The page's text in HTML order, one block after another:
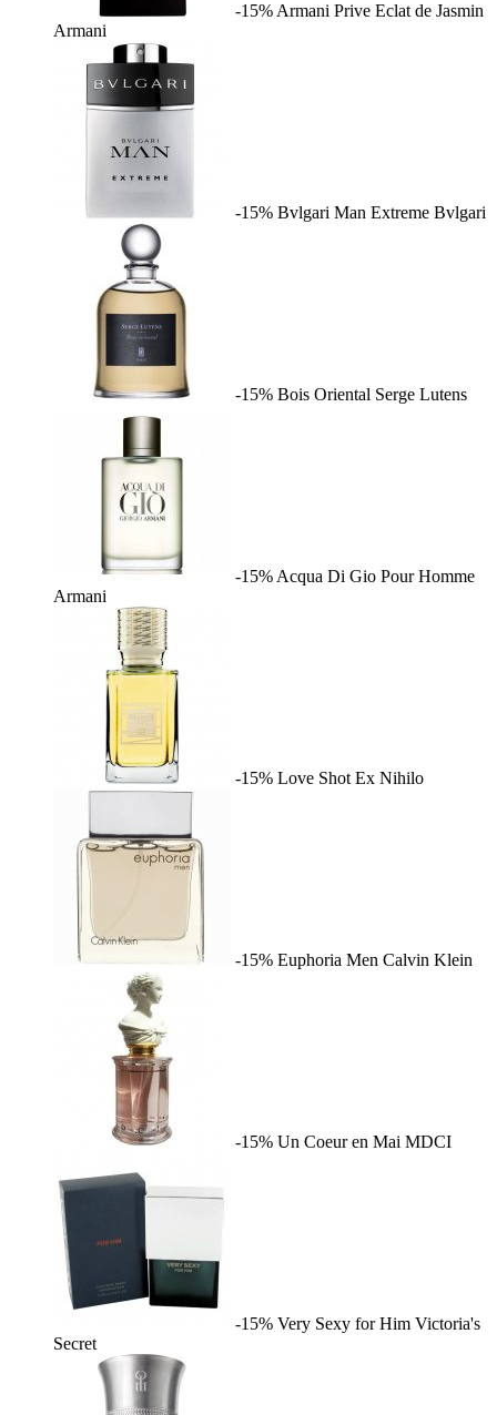
-15% Armani Prive Eclat de Jasmin
Armani
-15% Bvlgari Man Extreme Bvlgari
-15% Bois Oriental Serge Lutens
-15% Acqua Di Gio Pour Homme
Armani
-15% Love Shot Ex Nihilo
-15% Euphoria Men Calvin Klein
-15% Un Coeur en Mai MDCI
-15% Very Sexy for Him Victoria's
Secret